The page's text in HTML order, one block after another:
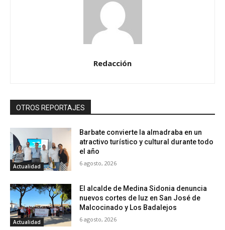
Redacción
OTROS REPORTAJES
Actualidad
Barbate convierte la almadraba en un
atractivo turístico y cultural durante todo
el año
6 agosto, 2026
Actualidad
El alcalde de Medina Sidonia denuncia
nuevos cortes de luz en San José de
Malcocinado y Los Badalejos
6 agosto, 2026